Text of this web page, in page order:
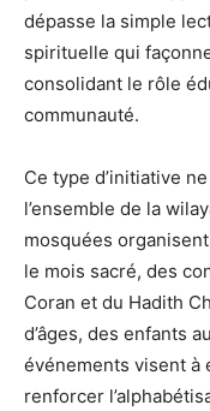
dépasse la simple
spirituelle qui
consolidant le rôle
communauté.
Ce type d’initiative
l’ensemble de la
mosquées
le mois sacré, des
Coran et du Hadith
d’âges, des enfants
événements visent à
renforcer